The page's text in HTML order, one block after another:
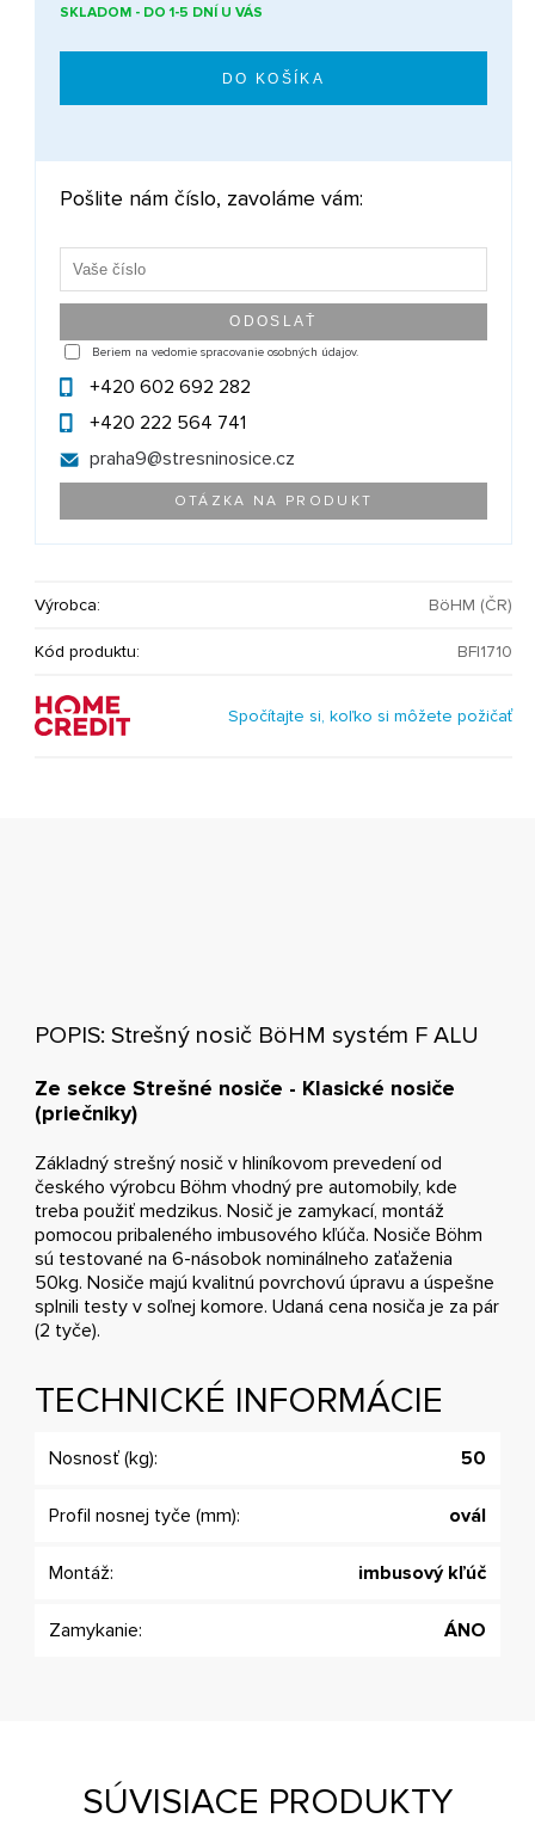
SKLADOM - DO 1-5 DNÍ U VÁS
Pošlite nám číslo, zavoláme vám:
Beriem na vedomie spracovanie osobných údajov.
+420 602 692 282
+420 222 564 741
praha9@stresninosice.cz
OTÁZKA NA PRODUKT
Výrobca: BöHM (ČR)
Kód produktu: BF|1710
Spočítajte si, koľko si môžete požičať
POPIS: Strešný nosič BöHM systém F ALU
Ze sekce Strešné nosiče - Klasické nosiče
(priečniky)
Základný strešný nosič v hliníkovom prevedení od
českého výrobcu Böhm vhodný pre automobily, kde
treba použiť medzikus. Nosič je zamykací, montáž
pomocou pribaleného imbusového kľúča. Nosiče Böhm
sú testované na 6-násobok nominálneho zaťaženia
50kg. Nosiče majú kvalitnú povrchovú úpravu a úspešne
splnili testy v soľnej komore. Udaná cena nosiča je za pár
(2 tyče).
TECHNICKÉ INFORMÁCIE
Nosnosť (kg): 50
Profil nosnej tyče (mm): ovál
Montáž: imbusový kľúč
Zamykanie: ÁNO
SÚVISIACE PRODUKTY